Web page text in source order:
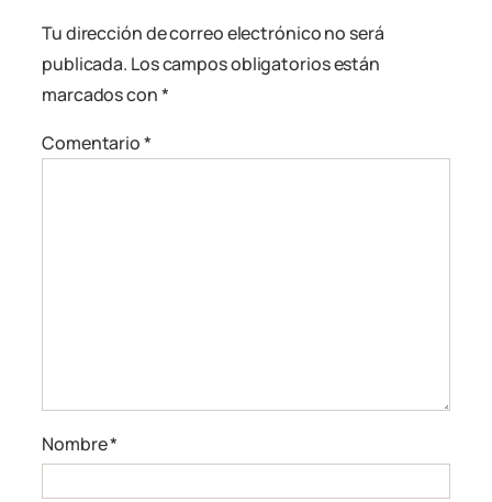
Tu dirección de correo electrónico no será
publicada. Los campos obligatorios están
marcados con*
Comentario*
Nombre*